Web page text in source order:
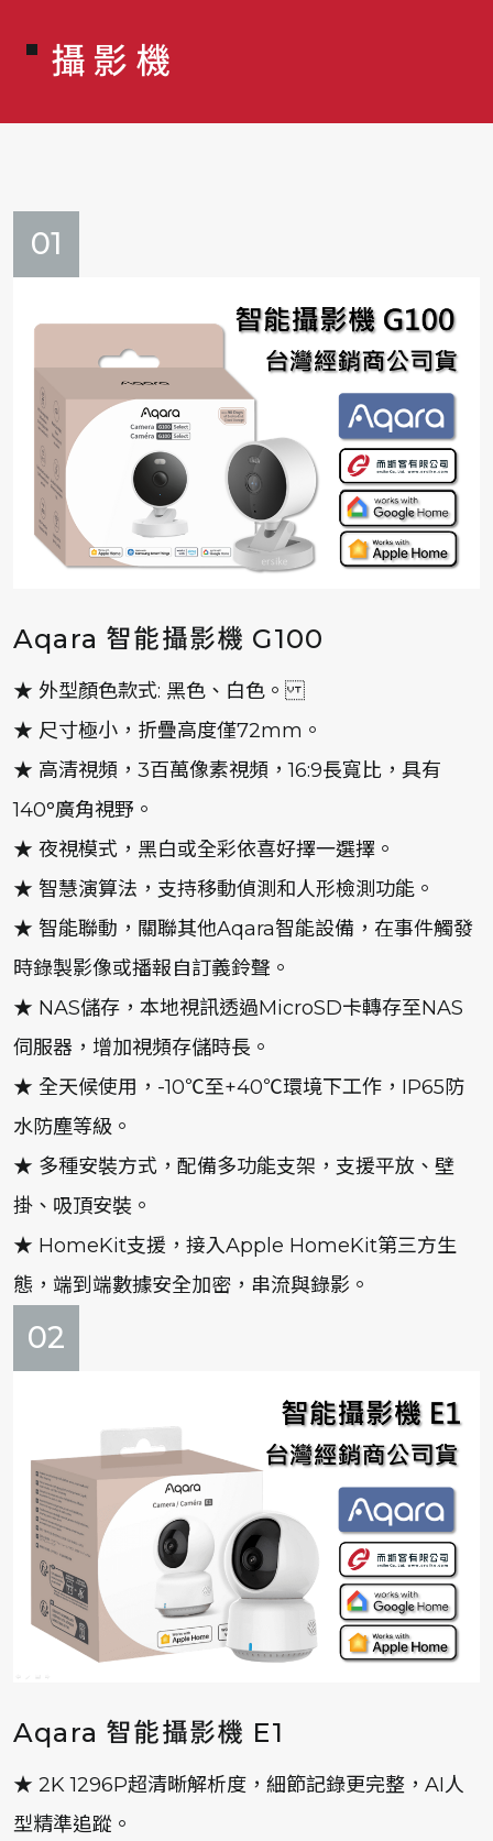
攝影機
01
Aqara 智能攝影機 G100
★ 外型顏色款式: 黑色、白色。
★ 尺寸極小，折疊高度僅72mm。
★ 高清視頻，3百萬像素視頻，16:9長寬比，具有
140°廣角視野。
★ 夜視模式，黑白或全彩依喜好擇一選擇。
★ 智慧演算法，支持移動偵測和人形檢測功能。
★ 智能聯動，關聯其他Aqara智能設備，在事件觸發
時錄製影像或播報自訂義鈴聲。
★ NAS儲存，本地視訊透過MicroSD卡轉存至NAS
伺服器，增加視頻存儲時長。
★ 全天候使用，-10℃至+40℃環境下工作，IP65防
水防塵等級。
★ 多種安裝方式，配備多功能支架，支援平放、壁
掛、吸頂安裝。
★ HomeKit支援，接入Apple HomeKit第三方生
態，端到端數據安全加密，串流與錄影。
02
Aqara 智能攝影機 E1
★ 2K 1296P超清晰解析度，細節記錄更完整，AI人
型精準追蹤。